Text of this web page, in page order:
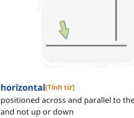
horizontal[Tính từ]
positioned across and parallel to
and not up or down